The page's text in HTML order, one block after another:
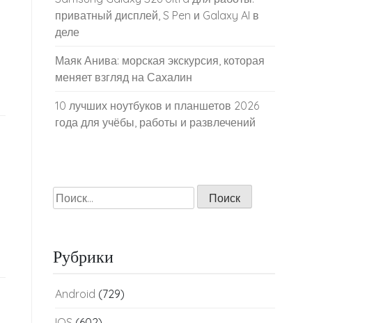
приватный дисплей, S Pen и Galaxy AI в
деле
Маяк Анива: морская экскурсия, которая
меняет взгляд на Сахалин
10 лучших ноутбуков и планшетов 2026
года для учёбы, работы и развлечений
Найти:
Рубрики
Android (729)